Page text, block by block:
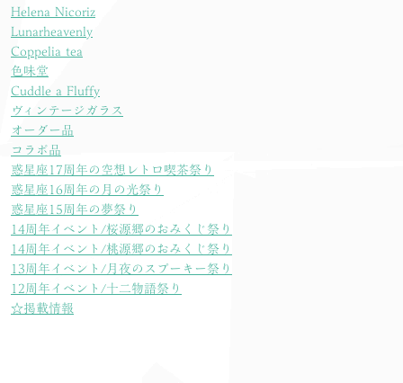
Helena Nicoriz
Lunarheavenly
Coppelia tea
色味堂
Cuddle a Fluffy
ヴィンテージガラス
オーダー品
コラボ品
惑星座17周年の空想レトロ喫茶祭り
惑星座16周年の月の光祭り
惑星座15周年の夢祭り
14周年イベント/桜源郷のおみくじ祭り
14周年イベント/桃源郷のおみくじ祭り
13周年イベント/月夜のスプーキー祭り
12周年イベント/十二物語祭り
☆掲載情報